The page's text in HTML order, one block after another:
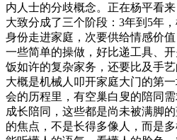
内人士的分歧概念。正在杨平看
大致分成了三个阶段：3年到5年
身份走进家庭，次要供给情感价
一些简单的操做，好比递工具、
饭如许的复杂家务，还要比及手
大概是机械人叩开家庭大门的第
会的历程里，有空巢白叟的陪同
成长陪同，这些都是尚未被满脚
的焦点，不是长得多像人，而是